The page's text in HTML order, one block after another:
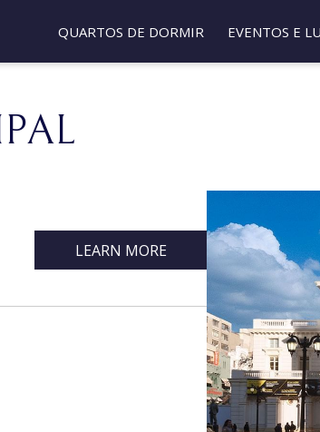
QUARTOS DE DORMIR EVENTOS E
LEARN MORE